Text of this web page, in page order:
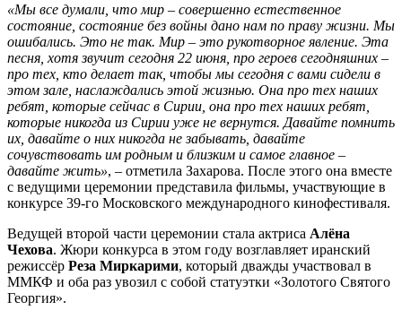
«Мы все думали, что мир – совершенно естественное
состояние, состояние без войны дано нам по праву жизни. Мы
ошибались. Это не так. Мир – это рукотворное явление. Эта
песня, хотя звучит сегодня 22 июня, про героев сегодняшних –
про тех, кто делает так, чтобы мы сегодня с вами сидели в
этом зале, наслаждались этой жизнью. Она про тех наших
ребят, которые сейчас в Сирии, она про тех наших ребят,
которые никогда из Сирии уже не вернутся. Давайте помнить
их, давайте о них никогда не забывать, давайте
сочувствовать им родным и близким и самое главное –
давайте жить», – отметила Захарова. После этого она вместе
с ведущими церемонии представила фильмы, участвующие в
конкурсе 39-го Московского международного кинофестиваля.
Ведущей второй части церемонии стала актриса Алёна
Чехова. Жюри конкурса в этом году возглавляет иранский
режиссёр Реза Миркарими, который дважды участвовал в
ММКФ и оба раз увозил с собой статуэтки «Золотого Святого
Георгия».